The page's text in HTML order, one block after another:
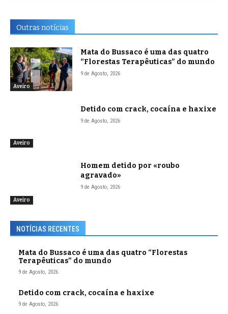
Outras notícias
Aveiro
Mata do Bussaco é uma das quatro
“Florestas Terapêuticas” do mundo
9 de Agosto, 2026
Aveiro
Detido com crack, cocaína e haxixe
9 de Agosto, 2026
Aveiro
Homem detido por «roubo
agravado»
9 de Agosto, 2026
NOTÍCIAS RECENTES
Mata do Bussaco é uma das quatro “Florestas
Terapêuticas” do mundo
9 de Agosto, 2026
Detido com crack, cocaína e haxixe
9 de Agosto, 2026